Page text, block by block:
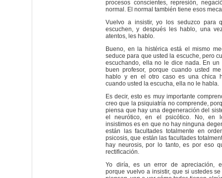
procesos conscientes, represión,
normal. El normal también tiene esos
Vuelvo a insistir, yo los seduzco para
escuchen, y después les hablo, una
atentos, les hablo.
Bueno, en la histérica está el mismo
seduce para que usted la escuche, pero
escuchando, ella no le dice nada. En un
buen profesor, porque cuando usted
hablo y en el otro caso es una chica
cuando usted la escucha, ella no le habla.
Es decir, esto es muy importante
creo que la psiquiatría no comprende,
piensa que hay una degeneración del
el neurótico, en el psicótico. No, en
insistimos es en que no hay ninguna
están las facultades totalmente en
psicosis, que están las facultades
hay neurosis, por lo tanto, es por eso
rectificación.
Yo diría, es un error de apreciación,
porque vuelvo a insistir, que si ustedes